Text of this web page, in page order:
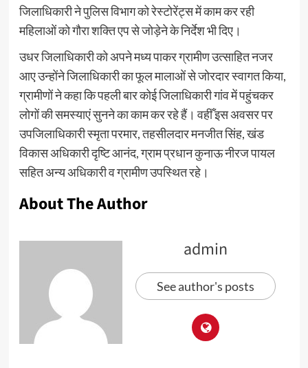
जिलाधिकारी ने पुलिस विभाग को रेस्टोरेंट्स में काम कर रही
महिलाओं को गौरा शक्ति एप से जोड़ेने के निर्देश भी दिए।
उधर जिलाधिकारी को अपने मध्य पाकर ग्रामीण उत्साहित नजर
आए उन्होंने जिलाधिकारी का फूल मालाओं से जोरदार स्वागत किया,
ग्रामीणों ने कहा कि पहली बार कोई जिलाधिकारी गांव में पहुंचकर
लोगों की समस्याएं सुनने का काम कर रहे हैं। वहीँ इस अवसर पर
उपजिलाधिकारी स्मृता परमार, तहसीलदार मनजीत सिंह, खंड
विकास अधिकारी दृष्टि आनंद, ग्राम प्रधान कुनाऊ नीरज पायल
सहित अन्य अधिकारी व ग्रामीण उपस्थित रहे।
About The Author
admin
See author's posts